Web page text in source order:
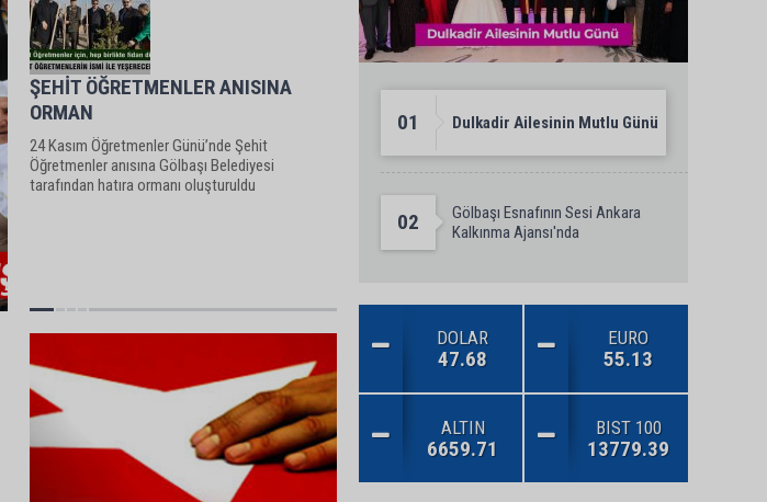
ŞEHİT ÖĞRETMENLER ANISINA
ORMAN
24 Kasım Öğretmenler Günü’nde Şehit
Öğretmenler anısına Gölbaşı Belediyesi
tarafından hatıra ormanı oluşturuldu
01 Dulkadir Ailesinin Mutlu Günü
02
Gölbaşı Esnafının Sesi Ankara
Kalkınma Ajansı'nda
DOLAR
47.68
EURO
55.13
ALTIN
6659.71
BIST 100
13779.39